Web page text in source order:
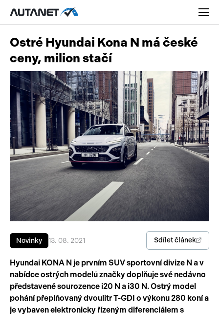
Osobní
Užitková
Nákladní
Obytná
Motorky
Přívěsy a návěsy
Autobusy
Pracovní stroje
Náhradní díly
Rady a tipy
Nové modely
Auto a život
Videa
Ostré Hyundai Kona N má české
ceny, milion stačí
Novinky 13. 08. 2021 Sdílet článek
Hyundai KONA N je prvním SUV sportovní divize N a v
nabídce ostrých modelů značky doplňuje své nedávno
představené sourozence i20 N a i30 N. Ostrý model
pohání přeplňovaný dvoulitr T-GDI o výkonu 280 koní a
je vybaven elektronicky řízeným diferenciálem s